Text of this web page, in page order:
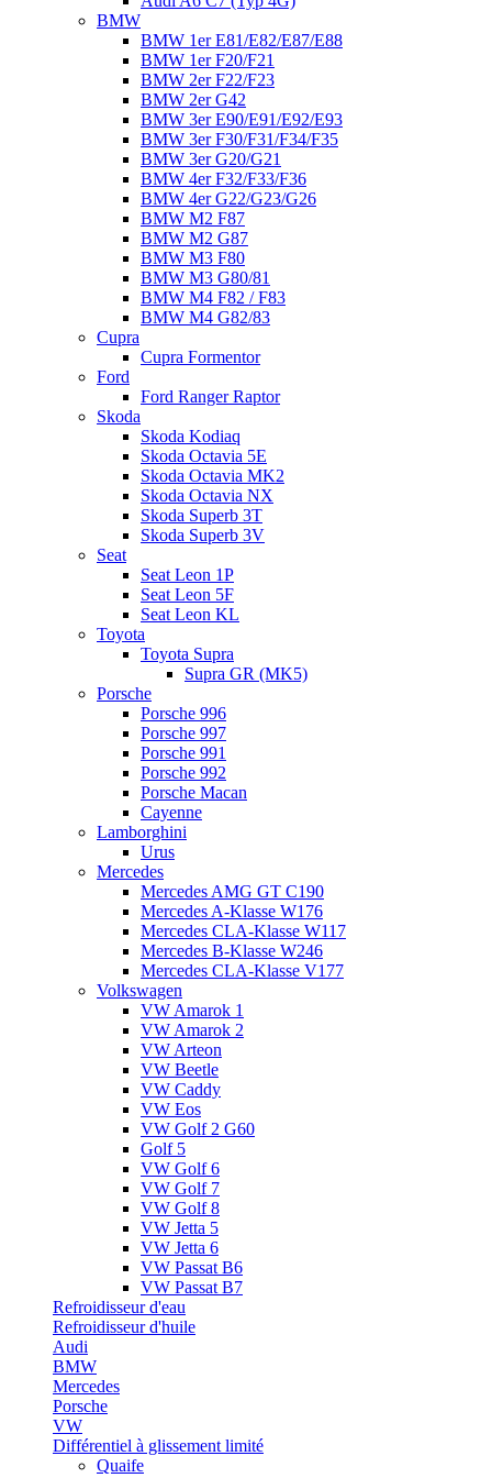
BMW
BMW 1er E81/E82/E87/E88
BMW 1er F20/F21
BMW 2er F22/F23
BMW 2er G42
BMW 3er E90/E91/E92/E93
BMW 3er F30/F31/F34/F35
BMW 3er G20/G21
BMW 4er F32/F33/F36
BMW 4er G22/G23/G26
BMW M2 F87
BMW M2 G87
BMW M3 F80
BMW M3 G80/81
BMW M4 F82 / F83
BMW M4 G82/83
Cupra
Cupra Formentor
Ford
Ford Ranger Raptor
Skoda
Skoda Kodiaq
Skoda Octavia 5E
Skoda Octavia MK2
Skoda Octavia NX
Skoda Superb 3T
Skoda Superb 3V
Seat
Seat Leon 1P
Seat Leon 5F
Seat Leon KL
Toyota
Toyota Supra
Supra GR (MK5)
Porsche
Porsche 996
Porsche 997
Porsche 991
Porsche 992
Porsche Macan
Cayenne
Lamborghini
Urus
Mercedes
Mercedes AMG GT C190
Mercedes A-Klasse W176
Mercedes CLA-Klasse W117
Mercedes B-Klasse W246
Mercedes CLA-Klasse V177
Volkswagen
VW Amarok 1
VW Amarok 2
VW Arteon
VW Beetle
VW Caddy
VW Eos
VW Golf 2 G60
Golf 5
VW Golf 6
VW Golf 7
VW Golf 8
VW Jetta 5
VW Jetta 6
VW Passat B6
VW Passat B7
Refroidisseur d'eau
Refroidisseur d'huile
Audi
BMW
Mercedes
Porsche
VW
Différentiel à glissement limité
Quaife